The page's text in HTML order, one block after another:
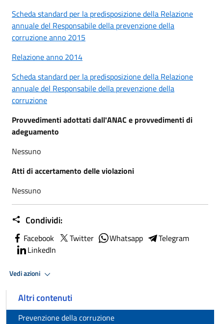
Scheda standard per la predisposizione della Relazione
annuale del Responsabile della prevenzione della
corruzione anno 2015
Relazione anno 2014
Scheda standard per la predisposizione della Relazione
annuale del Responsabile della prevenzione della
corruzione
Provvedimenti adottati dall'ANAC e provvedimenti di
adeguamento
Nessuno
Atti di accertamento delle violazioni
Nessuno
Condividi:
Facebook Twitter Whatsapp
Telegram
LinkedIn
Vedi azioni
Altri contenuti
Prevenzione della corruzione